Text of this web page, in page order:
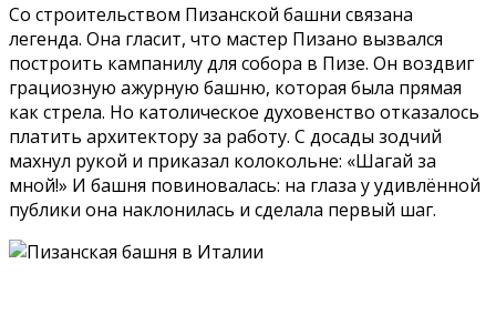
Со строительством Пизанской башни связана
легенда. Она гласит, что мастер Пизано вызвался
построить кампанилу для собора в Пизе. Он воздвиг
грациозную ажурную башню, которая была прямая
как стрела. Но католическое духовенство отказалось
платить архитектору за работу. С досады зодчий
махнул рукой и приказал колокольне: «Шагай за
мной!» И башня повиновалась: на глаза у удивлённой
публики она наклонилась и сделала первый шаг.